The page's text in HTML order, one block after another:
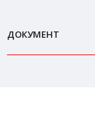
ДОКУМЕНТ